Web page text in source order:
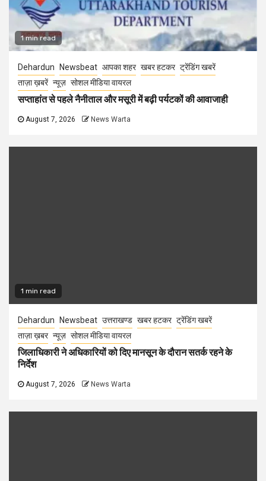
1 min read
Dehardun Newsbeat आपका शहर खबर हटकर ट्रेंडिंग खबरें
ताज़ा ख़बरें न्यूज़ सोशल मीडिया वायरल
सप्ताहांत से पहले नैनीताल और मसूरी में बढ़ी पर्यटकों की आवाजाही
August 7, 2026 News Warta
1 min read
Dehardun Newsbeat उत्तराखण्ड खबर हटकर ट्रेंडिंग खबरें
ताज़ा ख़बर न्यूज़ सोशल मीडिया वायरल
जिलाधिकारी ने अधिकारियों को दिए मानसून के दौरान सतर्क रहने के
निर्देश
August 7, 2026 News Warta